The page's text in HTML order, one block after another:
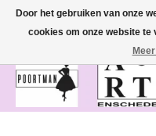
SASHIONABLE - damesmode in
Door het gebruiken van onze
cookies om onze website te